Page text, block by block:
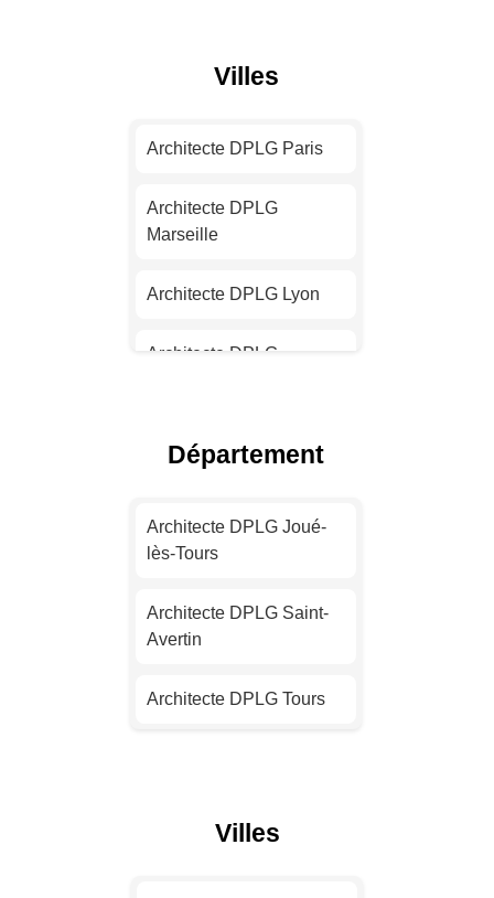
Villes
Architecte DPLG Paris
Architecte DPLG
Marseille
Architecte DPLG Lyon
Architecte DPLG
Architecte DPLG Nice
Architecte DPLG
Architecte DPLG
Département
Architecte DPLG Joué-
lès-Tours
Architecte DPLG Saint-
Avertin
Architecte DPLG Tours
Architecte DPLG Luynes
Villes